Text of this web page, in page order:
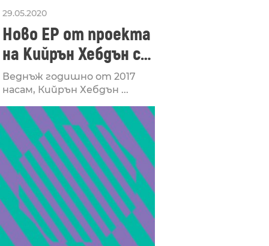
29.05.2020
Ново EP от проекта
на Кийрън Хебдън с
йероглифите
Веднъж годишно от 2017
насам, Кийрън Хебдън ...